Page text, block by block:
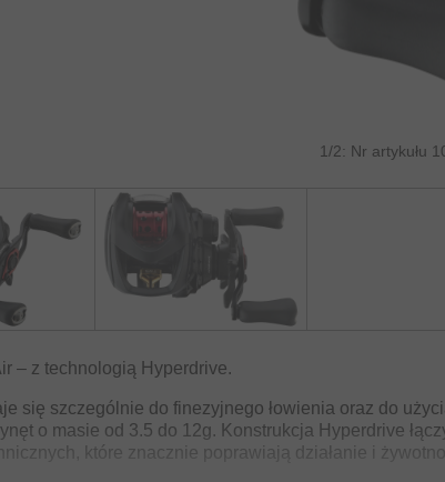
1/2: Nr artykułu
– z technologią Hyperdrive.
się szczególnie do finezyjnego łowienia oraz do
o masie od 3.5 do 12g. Konstrukcja Hyperdrive
które znacznie poprawiają działanie i